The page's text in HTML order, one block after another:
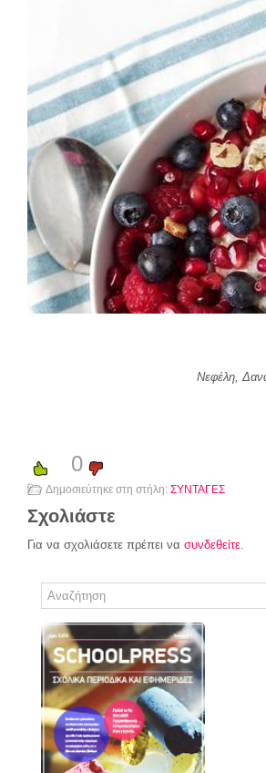
Νεφέλη,
0
Δημοσιεύτηκε στη στήλη: ΣΥΝΤΑΓΕΣ
Σχολιάστε
Για να σχολιάσετε πρέπει να συνδεθείτε